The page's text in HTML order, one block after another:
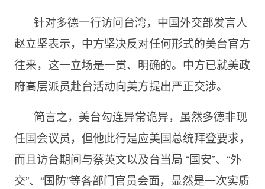
针对多德一行访问台湾，中国外交部发言人
赵立坚表示，中方坚决反对任何形式的美台官方
往来，这一立场是一贯、明确的。中方已就美政
府高层派员赴台活动向美方提出严正交涉。
简言之，美台勾连异常诡异，虽然多德非现
任国会议员，但他此行是应美国总统拜登要求，
而且访台期间与蔡英文以及台当局 “国安”、“外
交”、“国防”等各部门官员会面，显然是一次实质